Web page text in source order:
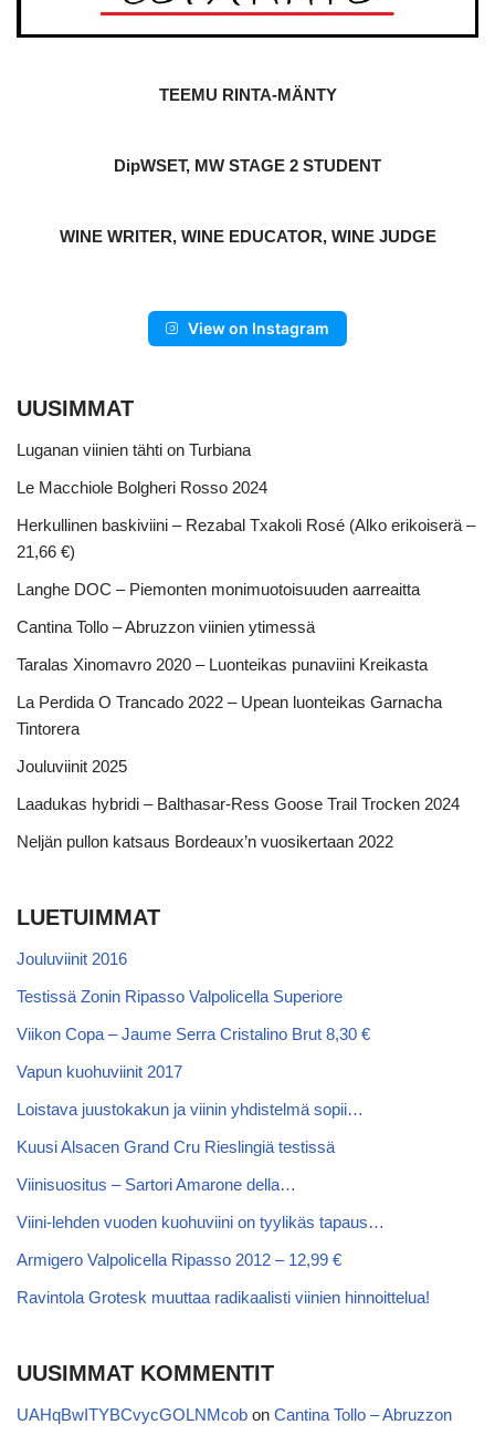
TEEMU RINTA-MÄNTY
DipWSET, MW STAGE 2 STUDENT
WINE WRITER, WINE EDUCATOR, WINE JUDGE
View on Instagram
UUSIMMAT
Luganan viinien tähti on Turbiana
Le Macchiole Bolgheri Rosso 2024
Herkullinen baskiviini – Rezabal Txakoli Rosé (Alko erikoiserä –
21,66 €)
Langhe DOC – Piemonten monimuotoisuuden aarreaitta
Cantina Tollo – Abruzzon viinien ytimessä
Taralas Xinomavro 2020 – Luonteikas punaviini Kreikasta
La Perdida O Trancado 2022 – Upean luonteikas Garnacha
Tintorera
Jouluviinit 2025
Laadukas hybridi – Balthasar-Ress Goose Trail Trocken 2024
Neljän pullon katsaus Bordeaux’n vuosikertaan 2022
LUETUIMMAT
Jouluviinit 2016
Testissä Zonin Ripasso Valpolicella Superiore
Viikon Copa – Jaume Serra Cristalino Brut 8,30 €
Vapun kuohuviinit 2017
Loistava juustokakun ja viinin yhdistelmä sopii…
Kuusi Alsacen Grand Cru Rieslingiä testissä
Viinisuositus – Sartori Amarone della…
Viini-lehden vuoden kuohuviini on tyylikäs tapaus…
Armigero Valpolicella Ripasso 2012 – 12,99 €
Ravintola Grotesk muuttaa radikaalisti viinien hinnoittelua!
UUSIMMAT KOMMENTIT
UAHqBwITYBCvycGOLNMcob on Cantina Tollo – Abruzzon